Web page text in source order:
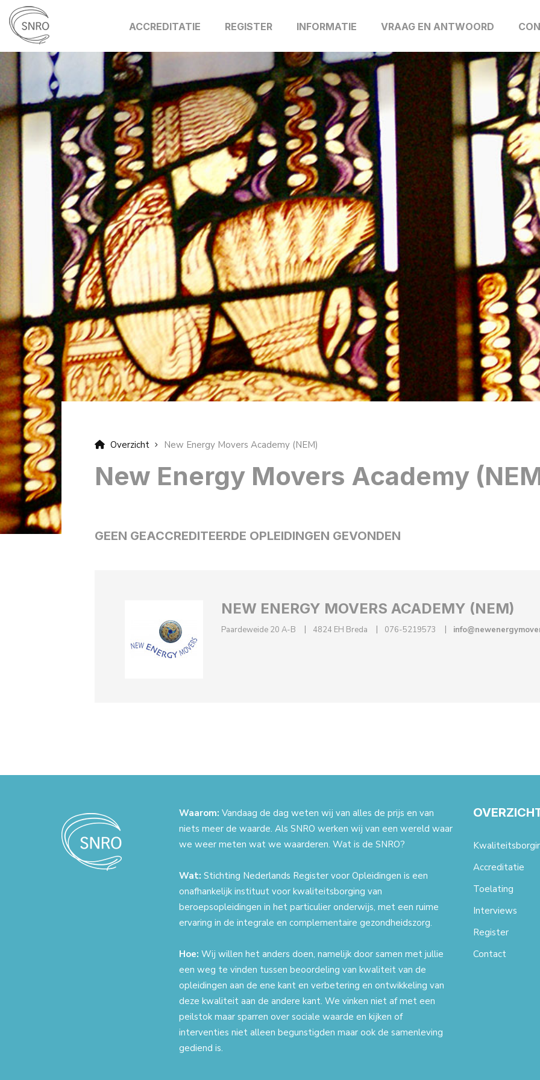
ACCREDITATIE REGISTER INFORMATIE VRAAG EN ANTWOORD
Overzicht New Energy Movers Academy (NEM)
New Energy Movers Academy
GEEN GEACCREDITEERDE OPLEIDINGEN GEVONDEN
NEW ENERGY MOVERS ACADEMY (NEM)
Paardeweide 20 A-B 4824 EH Breda 076-5219573
Waarom: Vandaag de dag weten wij van alles de prijs en van
niets meer de waarde. Als SNRO werken wij van een wereld waar
we weer meten wat we waarderen. Wat is de SNRO?
Wat: Stichting Nederlands Register voor Opleidingen is een
onafhankelijk instituut voor kwaliteitsborging van
beroepsopleidingen in het particulier onderwijs, met een ruime
ervaring in de integrale en complementaire gezondheidszorg.
Hoe: Wij willen het anders doen, namelijk door samen met jullie
een weg te vinden tussen beoordeling van kwaliteit van de
opleidingen aan de ene kant en verbetering en ontwikkeling van
deze kwaliteit aan de andere kant. We vinken niet af met een
peilstok maar sparren over sociale waarde en kijken of
interventies niet alleen begunstigden maar ook de samenleving
gediend is.
Accreditatie
Toelating
Interviews
Register
Contact